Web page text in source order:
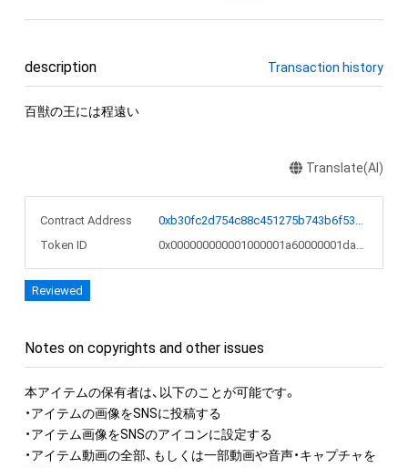
description Transaction history
百獣の王には程遠い
Translate(AI)
Contract Address
0xb30fc2d754c88c451275b743b6f530f19f643683
Token ID
0x000000000001000001a60000001da3b1
Reviewed
Notes on copyrights and other issues
本アイテムの保有者は、以下のことが可能です。
・アイテムの画像をSNSに投稿する
・アイテム画像をSNSのアイコンに設定する
・アイテム動画の全部、もしくは一部動画や音声・キャプチャを